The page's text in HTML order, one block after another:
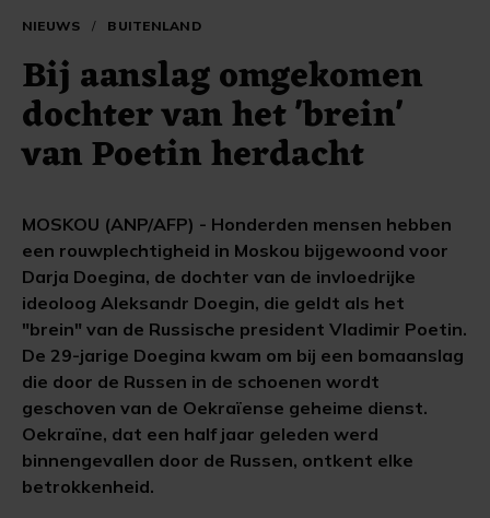
NIEUWS / BUITENLAND
Bij aanslag omgekomen
dochter van het 'brein'
van Poetin herdacht
MOSKOU (ANP/AFP) - Honderden mensen hebben
een rouwplechtigheid in Moskou bijgewoond voor
Darja Doegina, de dochter van de invloedrijke
ideoloog Aleksandr Doegin, die geldt als het
"brein" van de Russische president Vladimir Poetin.
De 29-jarige Doegina kwam om bij een bomaanslag
die door de Russen in de schoenen wordt
geschoven van de Oekraïense geheime dienst.
Oekraïne, dat een half jaar geleden werd
binnengevallen door de Russen, ontkent elke
betrokkenheid.